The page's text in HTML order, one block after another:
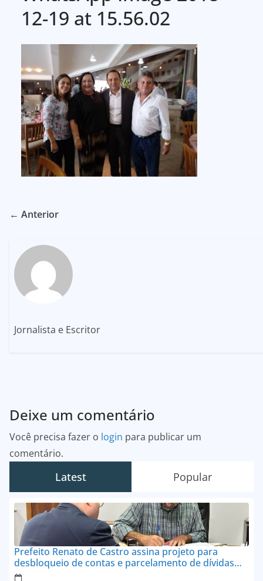
12-19 at 15.56.02
← Anterior
Jornalista e Escritor
Deixe um comentário
Você precisa fazer o login para publicar um
comentário.
Latest Popular
Prefeito Renato de Castro assina projeto para
desbloqueio de contas e parcelamento de dívidas
em até 24 vezes sem juros